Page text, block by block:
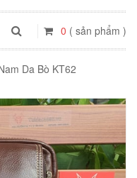
0 ( sản phẩm )
Da Bò KT62